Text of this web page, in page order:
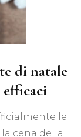
di natale
le
cena della